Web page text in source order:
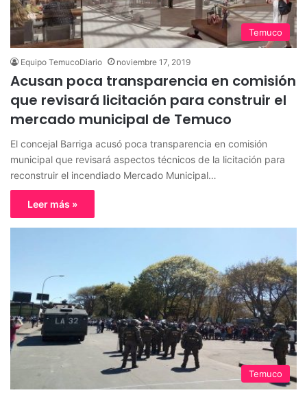
Temuco
Equipo TemucoDiario noviembre 17, 2019
Acusan poca transparencia en comisión
que revisará licitación para construir el
mercado municipal de Temuco
El concejal Barriga acusó poca transparencia en comisión
municipal que revisará aspectos técnicos de la licitación para
reconstruir el incendiado Mercado Municipal…
Leer más »
Temuco